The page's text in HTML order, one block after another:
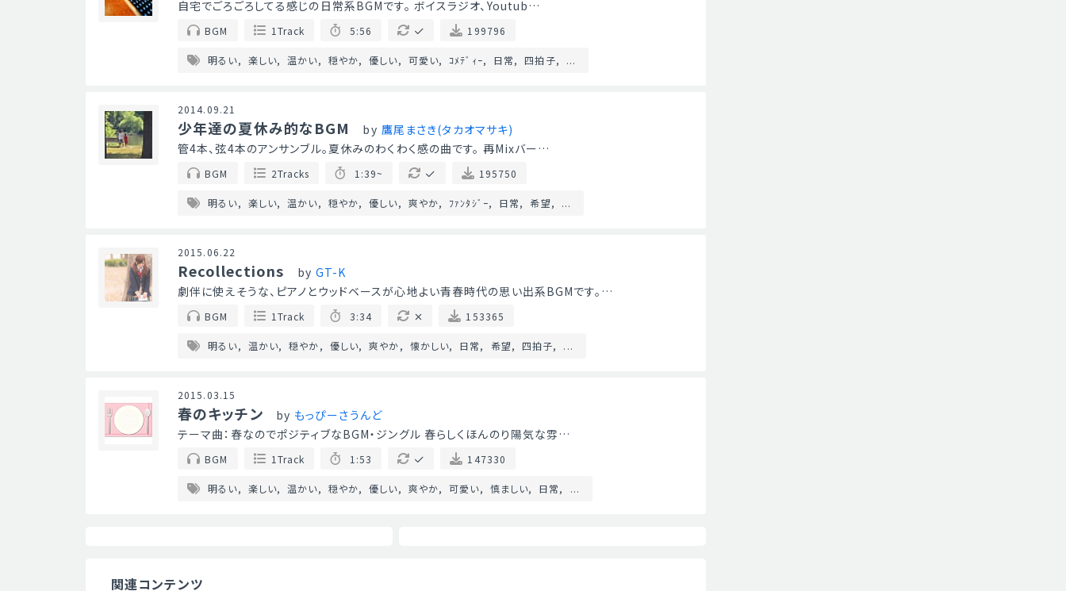
自宅でごろごろしてる感じの日常系BGMです。 ボイスラジオ、Youtub…
BGM 1Track 5:56 199796
明るい 楽しい 温かい 穏やか 優しい 可愛い ｺﾒﾃﾞｨｰ 日常 四拍子 ...
2014.09.21
少年達の夏休み的なBGM by 鷹尾まさき(タカオマサキ)
管4本、弦4本のアンサンブル。夏休みのわくわく感の曲です。 再Mixバー…
BGM 2Tracks 1:39~ 195750
明るい 楽しい 温かい 穏やか 優しい 爽やか ﾌｧﾝﾀｼﾞｰ 日常 希望 ...
2015.06.22
Recollections by GT-K
劇伴に使えそうな、ピアノとウッドベースが心地よい青春時代の思い出系BGMです。…
BGM 1Track 3:34 153365
明るい 温かい 穏やか 優しい 爽やか 懐かしい 日常 希望 四拍子 ...
2015.03.15
春のキッチン by もっぴーさうんど
テーマ曲：春なのでポジティブなBGM・ジングル 春らしくほんのり陽気な雰…
BGM 1Track 1:53 147330
明るい 楽しい 温かい 穏やか 優しい 爽やか 可愛い 慎ましい 日常 ...
関連コンテンツ